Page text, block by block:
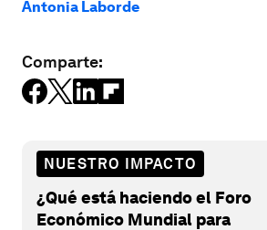
Antonia Laborde
Comparte:
NUESTRO IMPACTO
¿Qué está haciendo el Foro
Económico Mundial para